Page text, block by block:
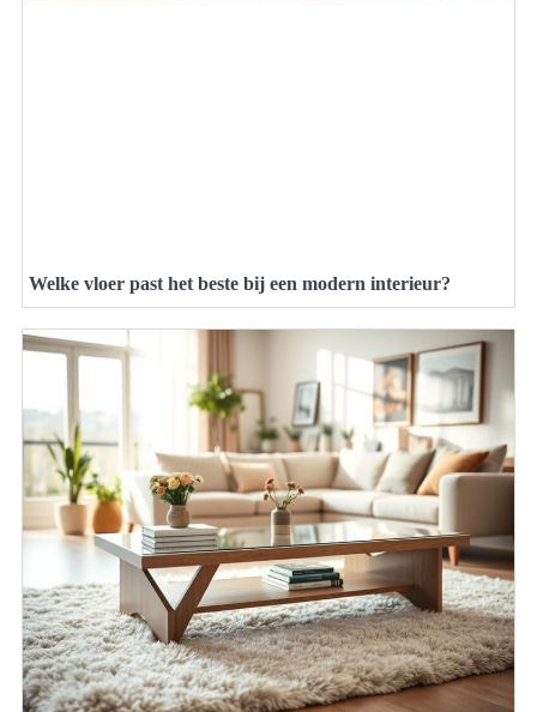
Welke vloer past het beste bij een modern interieur?